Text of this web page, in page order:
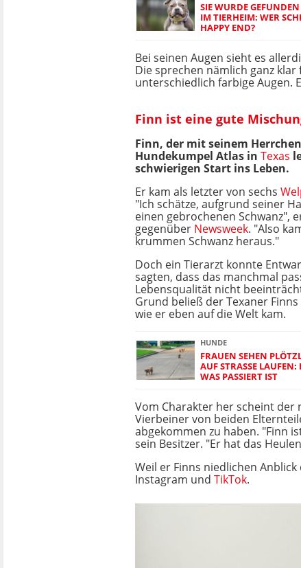
SIE WURDE
IM TIERHEIM: WER
HAPPY END?
Bei seinen Augen sieht es
Die sprechen nämlich ganz
unterschiedlich farbige Augen.
Finn ist eine gute
Finn, der mit seinem
Hundekumpel Atlas in Texas
schwierigen Start ins Leben.
Er kam als letzter von sechs
"Ich schätze, aufgrund seiner
einen gebrochenen Schwanz",
gegenüber Newsweek. "Also
krummen Schwanz heraus."
Doch ein Tierarzt konnte
sagten, dass das manchmal
Lebensqualität nicht
Grund beließ der Texaner Finns
wie er eben auf die Welt kam.
HUNDE
FRAUEN SEHEN
AUF STRASSE LAUFEN:
AS PASSIERT IST
Vom Charakter her scheint der
Vierbeiner von beiden
abgekommen zu haben. "Finn
sein Besitzer. "Er hat das
Weil er Finns niedlichen
Instagram und TikTok.